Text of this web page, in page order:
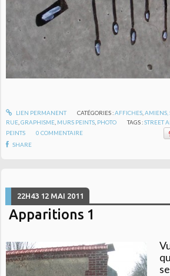
LIEN PERMANENT CATÉGORIES :AFFICHES, AMIENS,
RUE ,GRAPHISME MURS PEINTS PHOTO TAGS :STREET
PEINTS
0 COMMENTAIRE
SHARE
22H43 12 MAI 2011
Apparitions 1